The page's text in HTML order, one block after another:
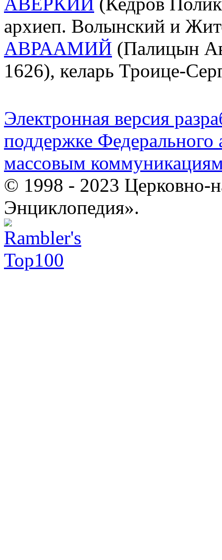
архиеп. Волынский и
АВРААМИЙ (Палицын
1626), келарь Троице-
Электронная версия
поддержке Федерального
массовым
© 1998 - 2023 Церковно-
Энциклопедия».